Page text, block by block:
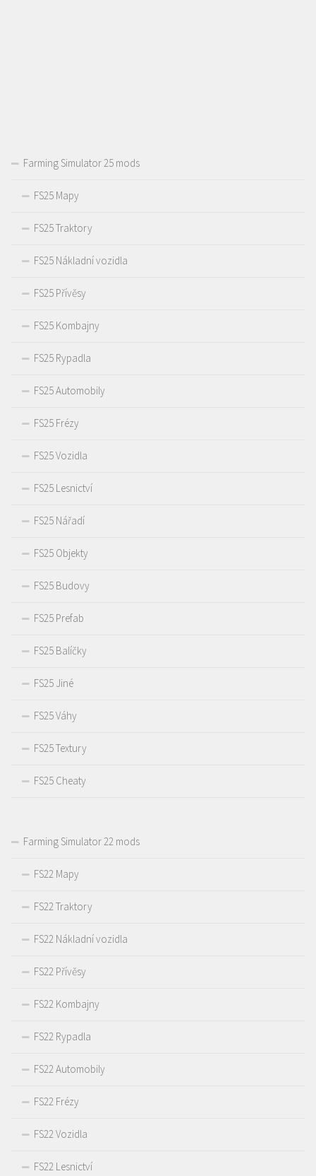
Farming Simulator 25 mods
FS25 Mapy
FS25 Traktory
FS25 Nákladní vozidla
FS25 Přívěsy
FS25 Kombajny
FS25 Rypadla
FS25 Automobily
FS25 Frézy
FS25 Vozidla
FS25 Lesnictví
FS25 Nářadí
FS25 Objekty
FS25 Budovy
FS25 Prefab
FS25 Balíčky
FS25 Jiné
FS25 Váhy
FS25 Textury
FS25 Cheaty
Farming Simulator 22 mods
FS22 Mapy
FS22 Traktory
FS22 Nákladní vozidla
FS22 Přívěsy
FS22 Kombajny
FS22 Rypadla
FS22 Automobily
FS22 Frézy
FS22 Vozidla
FS22 Lesnictví